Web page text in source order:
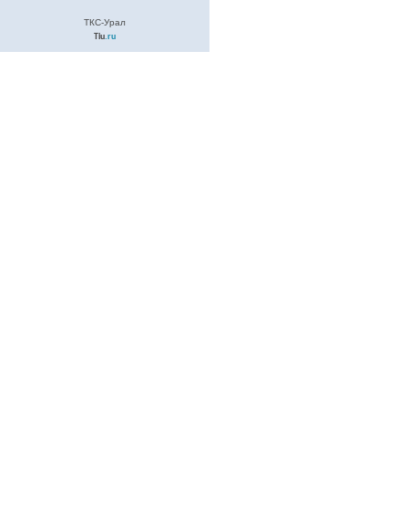
ТКС-Урал
Tiu.ru